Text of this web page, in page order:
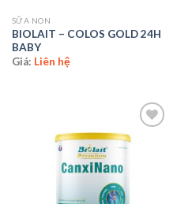
SỮA NON
BIOLAIT – COLOS GOLD 24H
BABY
Giá: Liên hệ